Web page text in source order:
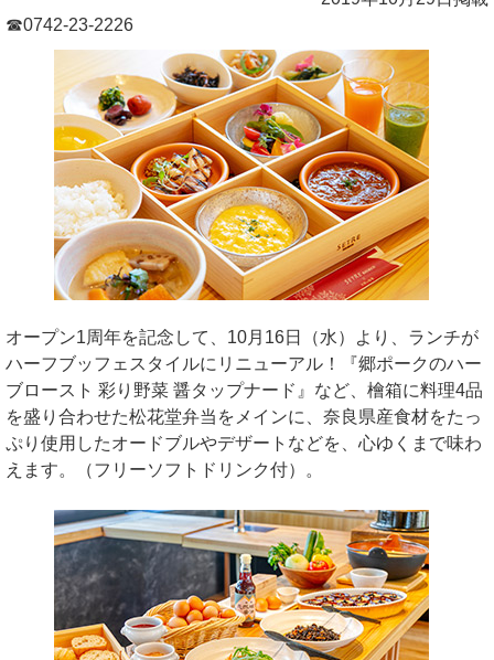
☎0742-23-2226
オープン1周年を記念して、10月16日（水）より、ランチが
ハーフブッフェスタイルにリニューアル！『郷ポークのハー
ブロースト 彩り野菜 醤タップナード』など、檜箱に料理4品
を盛り合わせた松花堂弁当をメインに、奈良県産食材をたっ
ぷり使用したオードブルやデザートなどを、心ゆくまで味わ
えます。（フリーソフトドリンク付）。